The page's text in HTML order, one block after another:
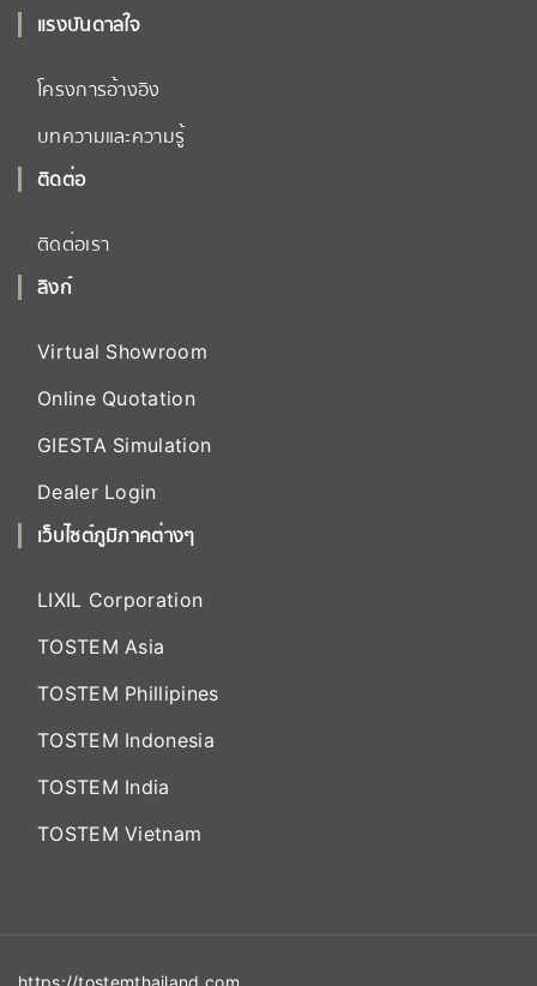
แรงบันดาลใจ
โครงการอ้างอิง
บทความและความรู้
ติดต่อ
ติดต่อเรา
ลิงก์
Virtual Showroom
Online Quotation
GIESTA Simulation
Dealer Login
เว็บไซต์ภูมิภาคต่างๆ
LIXIL Corporation
TOSTEM Asia
TOSTEM Phillipines
TOSTEM Indonesia
TOSTEM India
TOSTEM Vietnam
https://tostemthailand.com